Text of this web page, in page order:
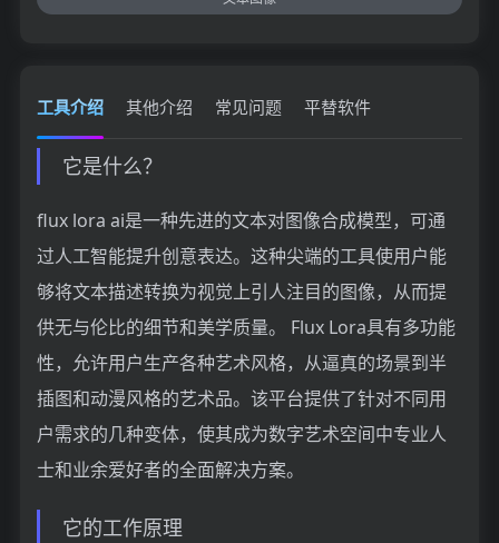
工具介绍 其他介绍 常见问题 平替软件
它是什么？
flux lora ai是一种先进的文本对图像合成模型，可通
过人工智能提升创意表达。这种尖端的工具使用户能
够将文本描述转换为视觉上引人注目的图像，从而提
供无与伦比的细节和美学质量。 Flux Lora具有多功能
性，允许用户生产各种艺术风格，从逼真的场景到半
插图和动漫风格的艺术品。该平台提供了针对不同用
户需求的几种变体，使其成为数字艺术空间中专业人
士和业余爱好者的全面解决方案。
它的工作原理